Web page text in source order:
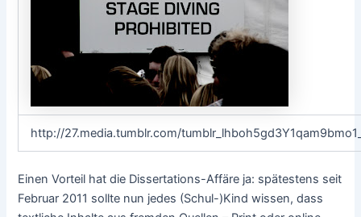
http://27.media.tumblr.com/
Einen Vorteil hat die Dissertations-Affäre ja: spätestens seit
Februar 2011 sollte nun jedes (Schul-)Kind wissen, dass